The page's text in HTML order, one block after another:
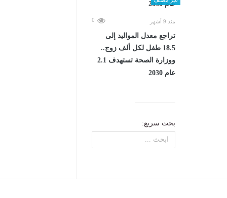
منذ 9 أشهر 0
تراجع معدل المواليد إلى
18.5 طفل لكل ألف زوج..
ووزارة الصحة تستهدف 2.1
عام 2030
بحث سريع: